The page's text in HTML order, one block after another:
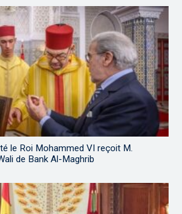
le Roi Mohammed VI reçoit M.
de Bank Al-Maghrib